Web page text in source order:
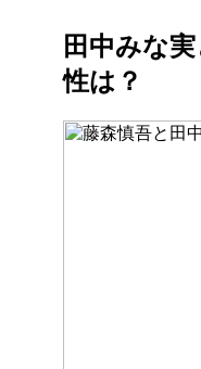
田中みな
性は？